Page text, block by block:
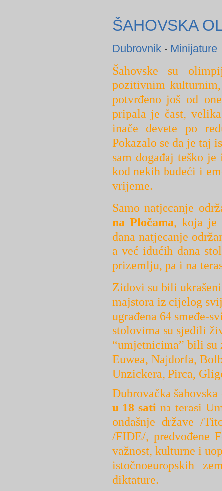
ŠAHOVSKA
Dubrovnik - Minijature
Šahovske su
pozitivnim
potvrđeno još od
pripala je čast,
inače devete po
Pokazalo se da je taj
sam događaj teško
kod nekih budeći i
vrijeme.
Samo natjecanje
na Pločama, koja je
dana natjecanje
a već idućih dana
prizemlju, pa i na
Zidovi su bili
majstora iz cijelog
ugrađena 64 smeđe-
stolovima su sjedili
“umjetnicima” bili su
Euwea, Najdorfa,
Unzickera, Pirca,
Dubrovačka
u 18 sati na terasi
ondašnje države /
/FIDE/, predvođene
važnost, kulturne i
istočnoeuropskih
diktature.